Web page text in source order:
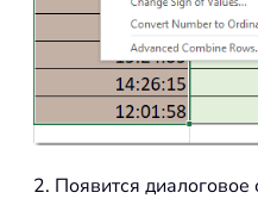
2. Появится